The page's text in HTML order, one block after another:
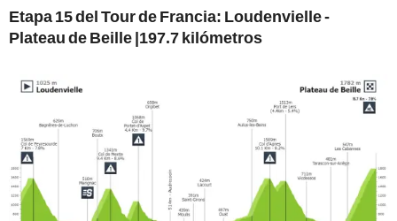
Etapa 15 del Tour de Francia: Loudenvielle -
Plateau de Beille |197.7 kilómetros